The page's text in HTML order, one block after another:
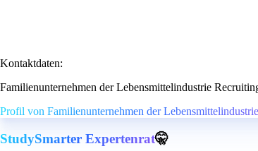
Kontaktdaten:
Familienunternehmen der Lebensmittelindustrie
Profil von Familienunternehmen der
StudySmarter Expertenrat🤫